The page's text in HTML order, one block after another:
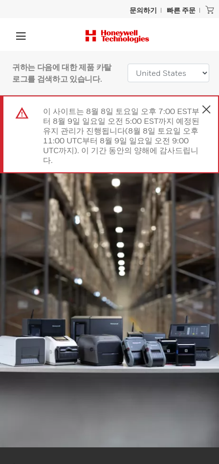
문의하기 빠른 주문
귀하는 다음에 대한 제품 카탈
로그를 검색하고 있습니다.
이 사이트는 8월 8일 토요일 오후 7:00 EST부
터 8월 9일 일요일 오전 5:00 EST까지 예정된
유지 관리가 진행됩니다(8월 8일 토요일 오후
11:00 UTC부터 8월 9일 일요일 오전 9:00
UTC까지). 이 기간 동안의 양해에 감사드립니
다.